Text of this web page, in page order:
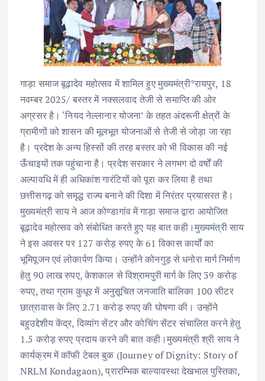
गाड़ा समाज बूढ़ादेव महोत्सव में शामिल हुए मुख्यमंत्री*रायपुर, 18
नवम्बर 2025/ बस्तर में नक्सलवाद तेजी से समाप्ति की ओर
अग्रसर है। ‘नियद नेल्लानार योजना’ के तहत अंदरूनी क्षेत्रों के
ग्रामीणों को शासन की मूलभूत योजनाओं से तेजी से जोड़ा जा रहा
है। प्रदेश के अन्य हिस्सों की तरह बस्तर को भी विकास की नई
ऊँचाइयों तक पहुंचाना है। प्रदेश सरकार ने लगभग दो वर्षों की
अल्पावधि में ही अधिकांश गारंटियों को पूरा कर लिया है तथा
छत्तीसगढ़ को समृद्ध राज्य बनाने की दिशा में निरंतर प्रयासरत है।
मुख्यमंत्री साय ने आज कोण्डागांव में गाड़ा समाज द्वारा आयोजित
बूढ़ादेव महोत्सव को संबोधित करते हुए यह बात कही।मुख्यमंत्री साय
ने इस अवसर पर 127 करोड़ रुपए के 61 विकास कार्यों का
भूमिपूजन एवं लोकार्पण किया। उन्होंने कोनगुड़ से धनोरा मार्ग निर्माण
हेतु 90 लाख रुपए, केशकाल से विश्रामपुरी मार्ग के लिए 39 करोड़
रुपए, तथा ग्राम कुधूर में अनुसूचित जनजाति बालिका 100 सीटर
छात्रावास के लिए 2.71 करोड़ रुपए की घोषणा की। उन्होंने
बहुउद्देशीय केंद्र, दिव्यांग सेंटर और कोचिंग सेंटर संचालित करने हेतु
1.5 करोड़ रुपए प्रदाय करने की बात कही।मुख्यमंत्री श्री साय ने
कार्यक्रम में कॉफी टेबल बुक (Journey of Dignity: Story of
NRLM Kondagaon), प्रारम्भिक बाल्यावस्था देखभाल पुस्तिका,